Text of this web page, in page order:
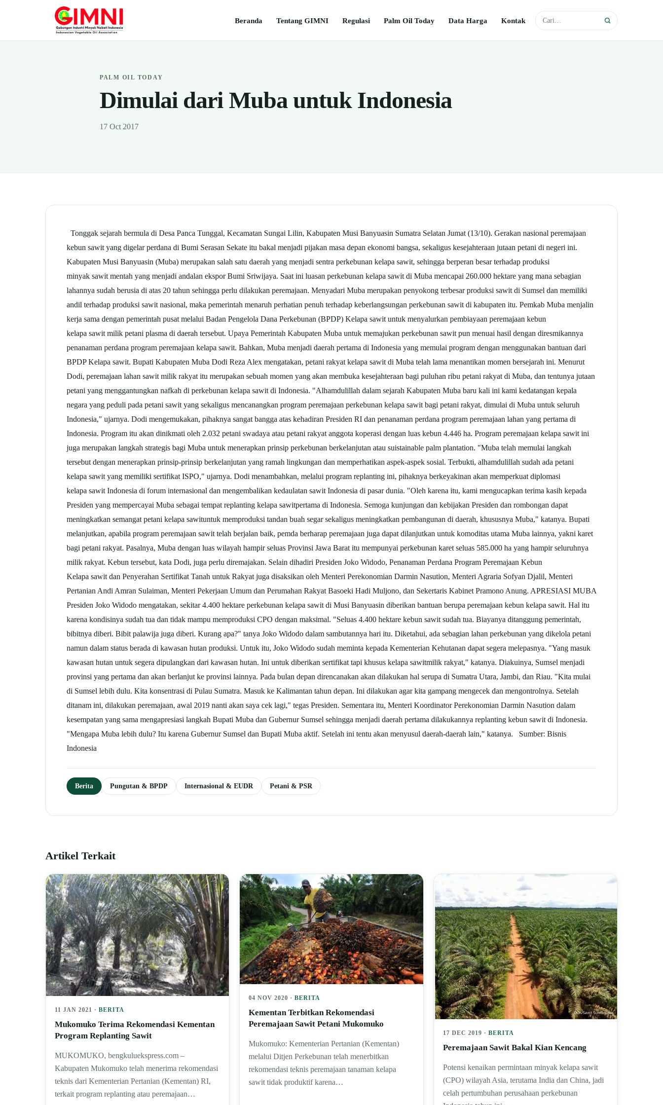
Beranda Tentang GIMNI Regulasi Palm Oil Today Data Harga Kontak
PALM OIL TODAY
Dimulai dari Muba untuk Indonesia
17 Oct 2017
Tonggak sejarah bermula di Desa Panca Tunggal, Kecamatan Sungai Lilin, Kabupaten Musi Banyuasin Sumatra Selatan Jumat (13/10). Gerakan nasional peremajaan
kebun sawityang digelar perdana di Bumi Serasan Sekate itu bakal menjadi pijakan masa depan ekonomi bangsa, sekaligus kesejahteraan jutaan petani di negeri ini.
Kabupaten Musi Banyuasin (Muba) merupakan salah satu daerah yang menjadi sentra perkebunan kelapa sawit, sehingga berperan besar terhadap produksi
minyak sawitmentah yang menjadi andalan ekspor Bumi Sriwijaya. Saat ini luasan perkebunan kelapa sawitdi Muba mencapai 260.000 hektare yang mana sebagian
lahannya sudah berusia di atas 20 tahun sehingga perlu dilakukan peremajaan. Menyadari Muba merupakan penyokong terbesar produksi sawitdi Sumsel dan memiliki
andil terhadap produksi sawitnasional, maka pemerintah menaruh perhatian penuh terhadap keberlangsungan perkebunan sawitdi kabupaten itu. Pemkab Muba menjalin
kerja sama dengan pemerintah pusat melalui Badan Pengelola Dana Perkebunan (BPDP) Kelapa sawituntuk menyalurkan pembiayaan peremajaan kebun
kelapa sawitmilik petani plasma di daerah tersebut. Upaya Pemerintah Kabupaten Muba untuk memajukan perkebunan sawitpun menuai hasil dengan diresmikannya
penanaman perdana program peremajaan kelapa sawit. Bahkan, Muba menjadi daerah pertama di Indonesia yang memulai program dengan menggunakan bantuan dari
BPDP Kelapa sawit. Bupati Kabupaten Muba Dodi Reza Alex mengatakan, petani rakyat kelapa sawitdi Muba telah lama menantikan momen bersejarah ini. Menurut
Dodi, peremajaan lahan sawitmilik rakyat itu merupakan sebuah momen yang akan membuka kesejahteraan bagi puluhan ribu petani rakyat di Muba, dan tentunya jutaan
petani yang menggantungkan nafkah di perkebunan kelapa sawitdi Indonesia. "Alhamdulillah dalam sejarah Kabupaten Muba baru kali ini kami kedatangan kepala
negara yang peduli pada petani sawityang sekaligus mencanangkan program peremajaan perkebunan kelapa sawitbagi petani rakyat, dimulai di Muba untuk seluruh
Indonesia," ujarnya. Dodi mengemukakan, pihaknya sangat bangga atas kehadiran Presiden RI dan penanaman perdana program peremajaan lahan yang pertama di
Indonesia. Program itu akan dinikmati oleh 2.032 petani swadaya atau petani rakyat anggota koperasi dengan luas kebun 4.446 ha. Program peremajaan kelapa sawitini
juga merupakan langkah strategis bagi Muba untuk menerapkan prinsip perkebunan berkelanjutan atau suistainable palm plantation. "Muba telah memulai langkah
tersebut dengan menerapkan prinsip-prinsip berkelanjutan yang ramah lingkungan dan memperhatikan aspek-aspek sosial. Terbukti, alhamdulillah sudah ada petani
kelapa sawityang memiliki sertifikat ISPO," ujarnya. Dodi menambahkan, melalui program replanting ini, pihaknya berkeyakinan akan memperkuat diplomasi
kelapa sawitIndonesia di forum internasional dan mengembalikan kedaulatan sawitIndonesia di pasar dunia. "Oleh karena itu, kami mengucapkan terima kasih kepada
Presiden yang mempercayai Muba sebagai tempat replanting kelapa sawitpertama di Indonesia. Semoga kunjungan dan kebijakan Presiden dan rombongan dapat
meningkatkan semangat petani kelapa sawituntuk memproduksi tandan buah segar sekaligus meningkatkan pembangunan di daerah, khususnya Muba," katanya. Bupati
melanjutkan, apabila program peremajaan sawittelah berjalan baik, pemda berharap peremajaan juga dapat dilanjutkan untuk komoditas utama Muba lainnya, yakni karet
bagi petani rakyat. Pasalnya, Muba dengan luas wilayah hampir seluas Provinsi Jawa Barat itu mempunyai perkebunan karet seluas 585.000 ha yang hampir seluruhnya
milik rakyat. Kebun tersebut, kata Dodi, juga perlu diremajakan. Selain dihadiri Presiden Joko Widodo, Penanaman Perdana Program Peremajaan Kebun
Kelapa sawitdan Penyerahan Sertifikat Tanah untuk Rakyat juga disaksikan oleh Menteri Perekonomian Darmin Nasution, Menteri Agraria Sofyan Djalil, Menteri
Pertanian Andi Amran Sulaiman, Menteri Pekerjaan Umum dan Perumahan Rakyat Basoeki Hadi Muljono, dan Sekertaris Kabinet Pramono Anung. APRESIASI MUBA
Presiden Joko Widodo mengatakan, sekitar 4.400 hektare perkebunan kelapa sawitdi Musi Banyuasin diberikan bantuan berupa peremajaan kebun kelapa sawit. Hal itu
karena kondisinya sudah tua dan tidak mampu memproduksi CPO dengan maksimal. "Seluas 4.400 hektare kebun sawitsudah tua. Biayanya ditanggung pemerintah,
bibitnya diberi. Bibit palawija juga diberi. Kurang apa?" tanya Joko Widodo dalam sambutannya hari itu. Diketahui, ada sebagian lahan perkebunan yang dikelola petani
namun dalam status berada di kawasan hutan produksi. Untuk itu, Joko Widodo sudah meminta kepada Kementerian Kehutanan dapat segera melepasnya. "Yang masuk
kawasan hutan untuk segera dipulangkan dari kawasan hutan. Ini untuk diberikan sertifikat tapi khusus kelapa sawitmilik rakyat," katanya. Diakuinya, Sumsel menjadi
provinsi yang pertama dan akan berlanjut ke provinsi lainnya. Pada bulan depan direncanakan akan dilakukan hal serupa di Sumatra Utara, Jambi, dan Riau. "Kita mulai
di Sumsel lebih dulu. Kita konsentrasi di Pulau Sumatra. Masuk ke Kalimantan tahun depan. Ini dilakukan agar kita gampang mengecek dan mengontrolnya. Setelah
ditanam ini, dilakukan peremajaan, awal 2019 nanti akan saya cek lagi," tegas Presiden. Sementara itu, Menteri Koordinator Perekonomian Darmin Nasution dalam
kesempatan yang sama mengapresiasi langkah Bupati Muba dan Gubernur Sumsel sehingga menjadi daerah pertama dilakukannya replanting kebun sawitdi Indonesia.
"Mengapa Muba lebih dulu? Itu karena Gubernur Sumsel dan Bupati Muba aktif. Setelah ini tentu akan menyusul daerah-daerah lain," katanya. Sumber: Bisnis
Indonesia
Berita Pungutan & BPDP Internasional & EUDR Petani & PSR
Artikel Terkait
11 JAN 2021 · BERITA
Mukomuko Terima Rekomendasi Kementan
Program Replanting Sawit
MUKOMUKO, bengkuluekspress.com –
Kabupaten Mukomuko telah menerima rekomendasi
teknis dari Kementerian Pertanian (Kementan) RI,
terkait program replanting atau peremajaan…
04 NOV 2020 ·BERITA
Kementan Terbitkan Rekomendasi
Peremajaan Sawit Petani Mukomuko
Mukomuko: Kementerian Pertanian (Kementan)
melalui Ditjen Perkebunan telah menerbitkan
rekomendasi teknis peremajaan tanaman kelapa
sawit tidak produktif karena…
17 DEC 2019 · BERITA
Peremajaan Sawit Bakal Kian Kencang
Potensi kenaikan permintaan minyak kelapa sawit
(CPO) wilayah Asia, terutama India dan China, jadi
celah pertumbuhan perusahaan perkebunan